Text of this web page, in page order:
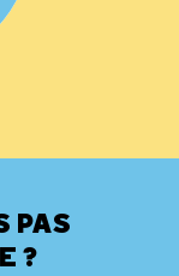
PAS
?